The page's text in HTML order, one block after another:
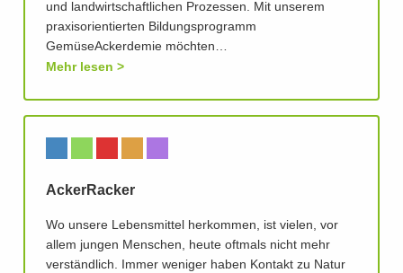
und landwirtschaftlichen Prozessen. Mit unserem
praxisorientierten Bildungsprogramm
GemüseAckerdemie möchten…
Mehr lesen
AckerRacker
Wo unsere Lebensmittel herkommen, ist vielen, vor
allem jungen Menschen, heute oftmals nicht mehr
verständlich. Immer weniger haben Kontakt zu Natur